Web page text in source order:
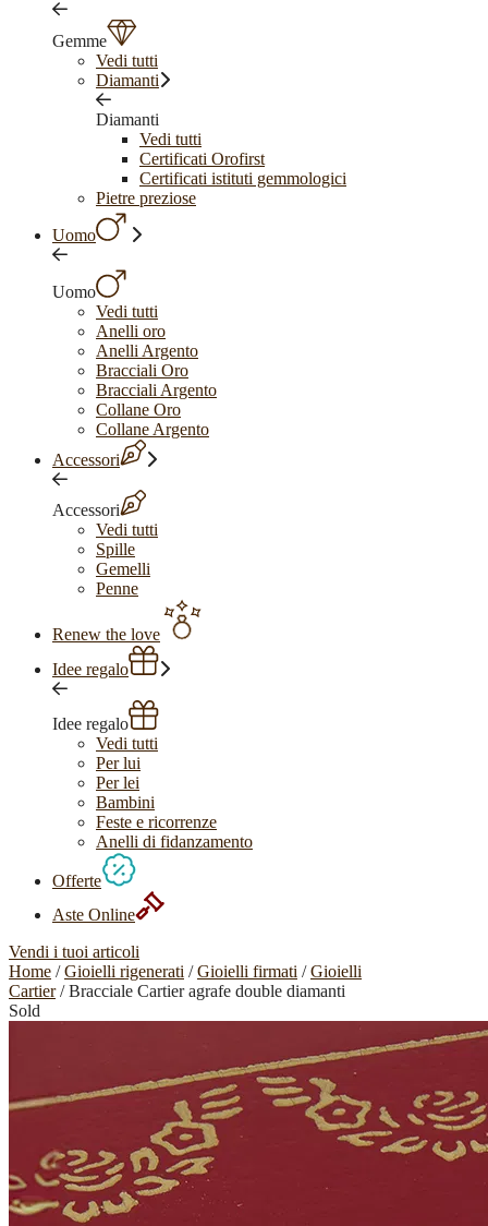
Gemme
Vedi tutti
Diamanti
Diamanti
Vedi tutti
Certificati Orofirst
Certificati istituti gemmologici
Pietre preziose
Uomo
Uomo
Vedi tutti
Anelli oro
Anelli Argento
Bracciali Oro
Bracciali Argento
Collane Oro
Collane Argento
Accessori
Accessori
Vedi tutti
Spille
Gemelli
Penne
Renew the love
Idee regalo
Idee regalo
Vedi tutti
Per lui
Per lei
Bambini
Feste e ricorrenze
Anelli di fidanzamento
Offerte
Aste Online
Vendi i tuoi articoli
Home /Gioielli rigenerati /Gioielli firmati /Gioielli
Cartier/ Bracciale Cartier agrafe double diamanti
Sold